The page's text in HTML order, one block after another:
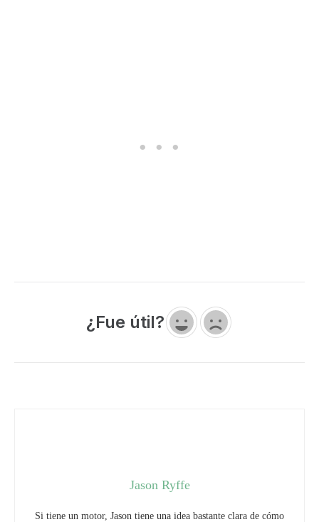
¿Fue útil?
Jason Ryffe
Si tiene un motor, Jason tiene una idea bastante clara de cómo